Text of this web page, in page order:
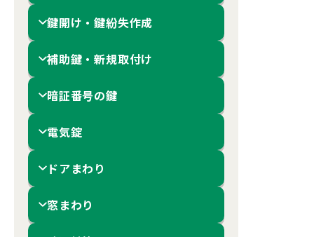
鍵開け・鍵紛失作成
補助鍵・新規取付け
暗証番号の鍵
電気錠
ドアまわり
窓まわり